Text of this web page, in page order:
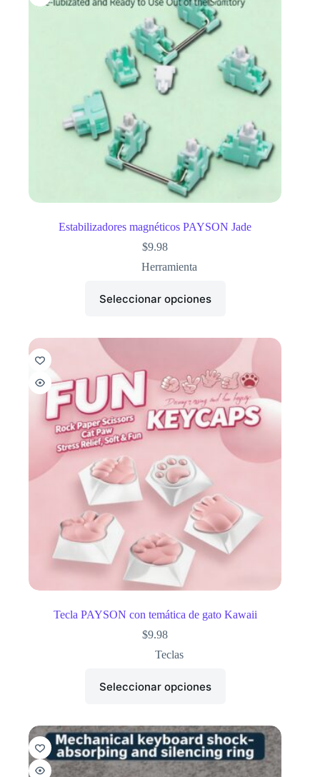
Estabilizadores magnéticos PAYSON Jade
$9.98
Herramienta
Seleccionar opciones
Tecla PAYSON con temática de gato Kawaii
$9.98
Teclas
Seleccionar opciones